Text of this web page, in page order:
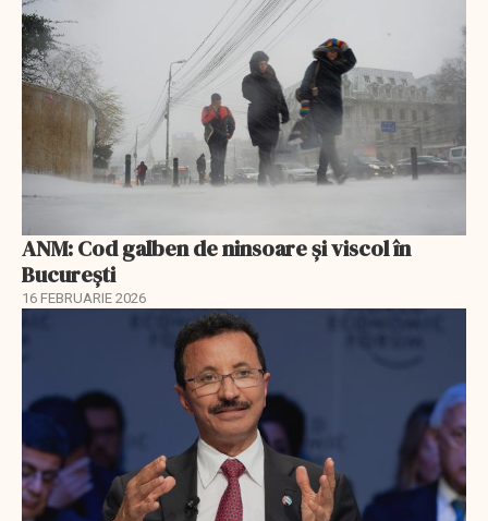
ANM: Cod galben de ninsoare și viscol în
București
16 FEBRUARIE 2026